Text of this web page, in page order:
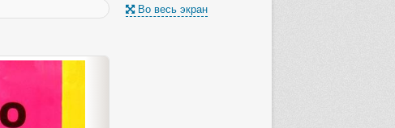
Во весь экран